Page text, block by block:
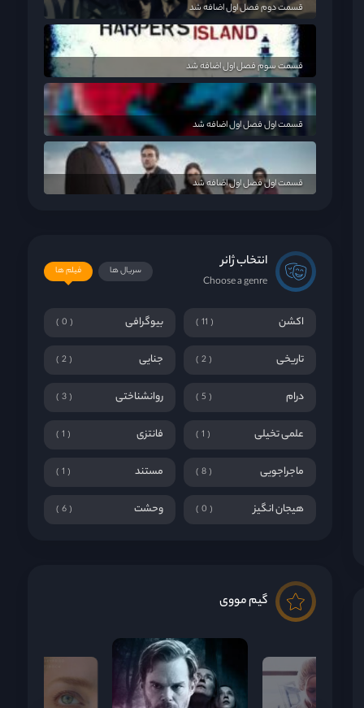
قسمت دوم فصل اول اضافه شد
قسمت سوم فصل اول اضافه شد
قسمت اول فصل اول اضافه شد
قسمت اول فصل اول اضافه شد
انتخاب ژانر
Choose a genre
فیلم ها سریال ها
اکشن 11 بیوگرافی 0
تاریخی 2 جنایی 2
درام 5 روانشناختی 3
علمی تخیلی 1 فانتزی 1
ماجراجویی 8 مستند 1
هیجان انگیز 0 وحشت 6
گیم مووی